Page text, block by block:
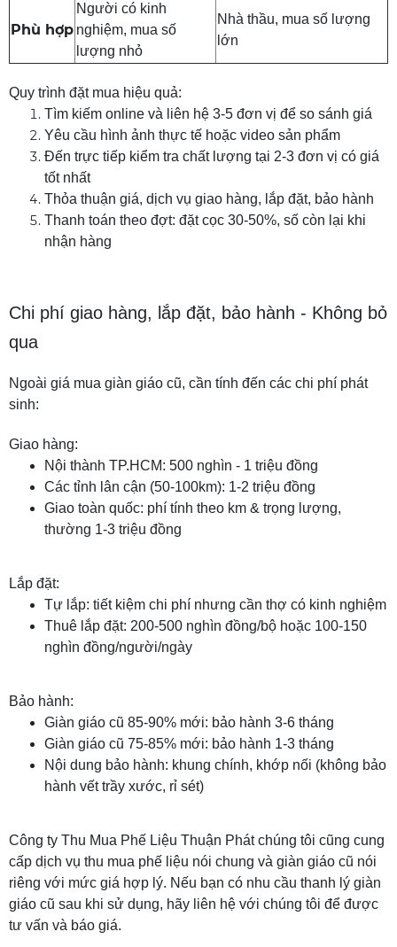
Phù hợp
Người có kinh
nghiệm, mua số
lượng nhỏ
Nhà thầu, mua số lượng
lớn
Quy trình đặt mua hiệu quả:
Tìm kiếm online và liên hệ 3-5 đơn vị để so sánh giá
Yêu cầu hình ảnh thực tế hoặc video sản phẩm
Đến trực tiếp kiểm tra chất lượng tại 2-3 đơn vị có giá
tốt nhất
Thỏa thuận giá, dịch vụ giao hàng, lắp đặt, bảo hành
Thanh toán theo đợt: đặt cọc 30-50%, số còn lại khi
nhận hàng
Chi phí giao hàng, lắp đặt, bảo hành - Không bỏ
qua
Ngoài giá mua giàn giáo cũ, cần tính đến các chi phí phát
sinh:
Giao hàng:
Nội thành TP.HCM: 500 nghìn - 1 triệu đồng
Các tỉnh lân cận (50-100km): 1-2 triệu đồng
Giao toàn quốc: phí tính theo km & trọng lượng,
thường 1-3 triệu đồng
Lắp đặt:
Tự lắp: tiết kiệm chi phí nhưng cần thợ có kinh nghiệm
Thuê lắp đặt: 200-500 nghìn đồng/bộ hoặc 100-150
nghìn đồng/người/ngày
Bảo hành:
Giàn giáo cũ 85-90% mới: bảo hành 3-6 tháng
Giàn giáo cũ 75-85% mới: bảo hành 1-3 tháng
Nội dung bảo hành: khung chính, khớp nối (không bảo
hành vết trầy xước, rỉ sét)
Công ty Thu Mua Phế Liệu Thuận Phát chúng tôi cũng cung
cấp dịch vụ thu mua phế liệu nói chung và giàn giáo cũ nói
riêng với mức giá hợp lý. Nếu bạn có nhu cầu thanh lý giàn
giáo cũ sau khi sử dụng, hãy liên hệ với chúng tôi để được
tư vấn và báo giá.